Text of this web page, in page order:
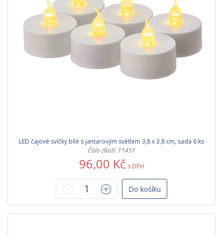
LED čajové svíčky bílé s jantarovým světlem 3,8 x 3,8 cm, sada 6 ks
Číslo zboží: 11451
96,00 Kč s DPH
Do košíku